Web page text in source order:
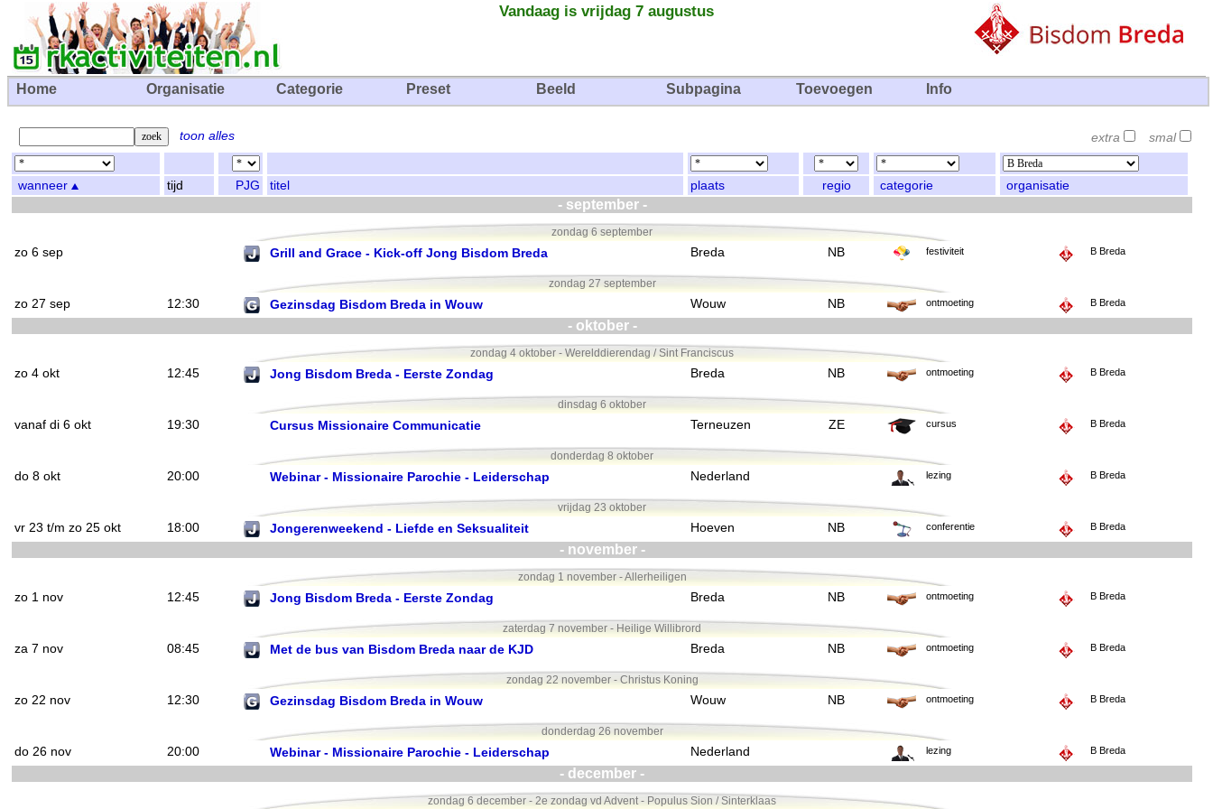
Vandaag is vrijdag 7 augustus
Home Organisatie Categorie Preset Beeld Subpagina Toevoegen Info
toon alles extra smal
wanneer tijd PJG titel plaats regio categorie organisatie
- september -
zondag 6 september
zo 6 sep Grill and Grace - Kick-off Jong Bisdom Breda Breda NB festiviteit B Breda
zondag 27 september
zo 27 sep 12:30 Gezinsdag Bisdom Breda in Wouw Wouw NB ontmoeting B Breda
- oktober -
zondag 4 oktober - Werelddierendag / Sint Franciscus
zo 4 okt 12:45 Jong Bisdom Breda - Eerste Zondag Breda NB ontmoeting B Breda
dinsdag 6 oktober
vanaf di 6 okt 19:30 Cursus Missionaire Communicatie Terneuzen ZE cursus B Breda
donderdag 8 oktober
do 8 okt 20:00 Webinar - Missionaire Parochie - Leiderschap Nederland lezing B Breda
vrijdag 23 oktober
vr 23 t/m zo 25 okt 18:00 Jongerenweekend - Liefde en Seksualiteit Hoeven NB conferentie B Breda
- november -
zondag 1 november - Allerheiligen
zo 1 nov 12:45 Jong Bisdom Breda - Eerste Zondag Breda NB ontmoeting B Breda
zaterdag 7 november - Heilige Willibrord
za 7 nov 08:45 Met de bus van Bisdom Breda naar de KJD Breda NB ontmoeting B Breda
zondag 22 november - Christus Koning
zo 22 nov 12:30 Gezinsdag Bisdom Breda in Wouw Wouw NB ontmoeting B Breda
donderdag 26 november
do 26 nov 20:00 Webinar - Missionaire Parochie - Leiderschap Nederland lezing B Breda
- december -
zondag 6 december - 2e zondag vd Advent - Populus Sion / Sinterklaas